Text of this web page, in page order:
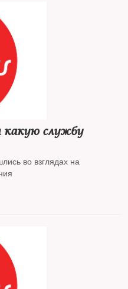
службу
во взглядах на